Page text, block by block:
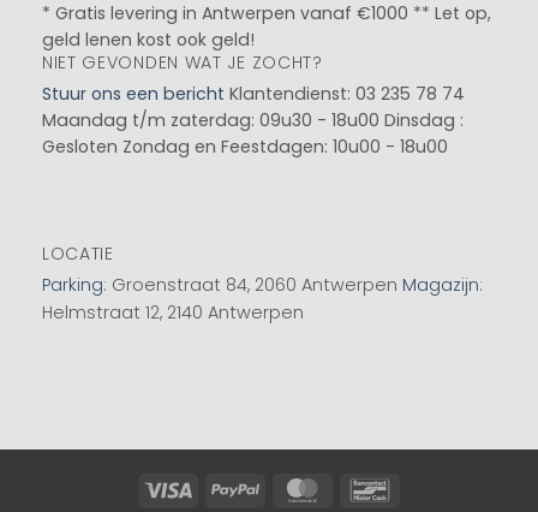
* Gratis levering in Antwerpen vanaf €1000 ** Let op,
geld lenen kost ook geld!
NIET GEVONDEN WAT JE ZOCHT?
Stuur ons een bericht Klantendienst: 03 235 78 74
Maandag t/m zaterdag: 09u30 - 18u00 Dinsdag :
Gesloten Zondag en Feestdagen: 10u00 - 18u00
LOCATIE
Parking: Groenstraat 84, 2060 Antwerpen Magazijn:
Helmstraat 12, 2140 Antwerpen
Visa PayPal MasterCard